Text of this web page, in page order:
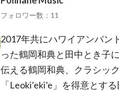
フォロワー数：11
2017年共にハワイアンバン
った鶴岡和典と田中とき子
伝える鶴岡和典、クラシッ
「Leoki’eki’e」を得意とす